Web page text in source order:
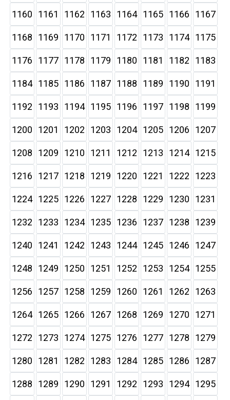
1160 1161 1162 1163 1164 1165 1166 1167
1168 1169 1170 1171 1172 1173 1174 1175
1176 1177 1178 1179 1180 1181 1182 1183
1184 1185 1186 1187 1188 1189 1190 1191
1192 1193 1194 1195 1196 1197 1198 1199
1200 1201 1202 1203 1204 1205 1206 1207
1208 1209 1210 1211 1212 1213 1214 1215
1216 1217 1218 1219 1220 1221 1222 1223
1224 1225 1226 1227 1228 1229 1230 1231
1232 1233 1234 1235 1236 1237 1238 1239
1240 1241 1242 1243 1244 1245 1246 1247
1248 1249 1250 1251 1252 1253 1254 1255
1256 1257 1258 1259 1260 1261 1262 1263
1264 1265 1266 1267 1268 1269 1270 1271
1272 1273 1274 1275 1276 1277 1278 1279
1280 1281 1282 1283 1284 1285 1286 1287
1288 1289 1290 1291 1292 1293 1294 1295